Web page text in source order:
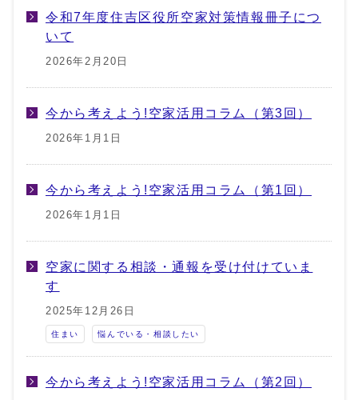
令和7年度住吉区役所空家対策情報冊子につ
いて
2026年2月20日
今から考えよう!空家活用コラム（第3回）
2026年1月1日
今から考えよう!空家活用コラム（第1回）
2026年1月1日
空家に関する相談・通報を受け付けていま
す
2025年12月26日
住まい 悩んでいる・相談したい
今から考えよう!空家活用コラム（第2回）